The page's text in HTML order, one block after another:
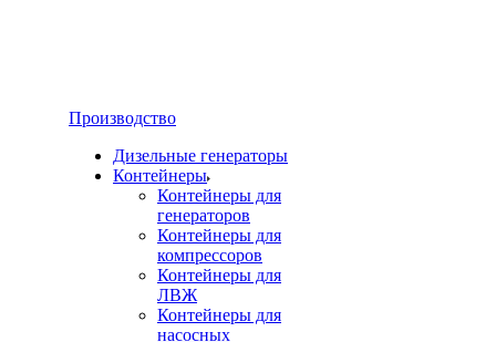
Производство
Дизельные генераторы
Контейнеры
Контейнеры для
генераторов
Контейнеры для
компрессоров
Контейнеры для
ЛВЖ
Контейнеры для
насосных